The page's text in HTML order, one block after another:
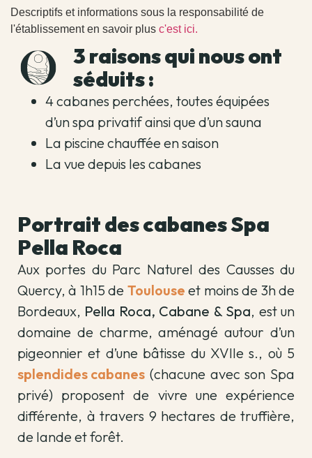
Descriptifs et informations sous la responsabilité de
l'établissement en savoir plus c'est ici.
3 raisons qui nous ont
séduits :
4 cabanes perchées, toutes équipées
d’un spa privatif ainsi que d’un sauna
La piscine chauffée en saison
La vue depuis les cabanes
Portrait des cabanes Spa
Pella Roca
Aux portes du Parc Naturel des Causses du
Quercy, à 1h15 de Toulouse et moins de 3h de
Bordeaux, Pella Roca, Cabane & Spa, est un
domaine de charme, aménagé autour d’un
pigeonnier et d’une bâtisse du XVIIe s., où 5
splendides cabanes (chacune avec son Spa
privé) proposent de vivre une expérience
différente, à travers 9 hectares de truffière,
de lande et forêt.